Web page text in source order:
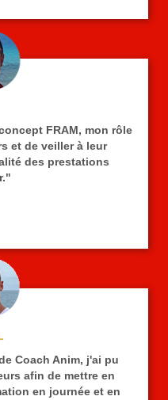
FRAM, mon rôle
et de veiller à leur
des prestations
Coach Anim, j'ai pu
afin de mettre en
en journée et en